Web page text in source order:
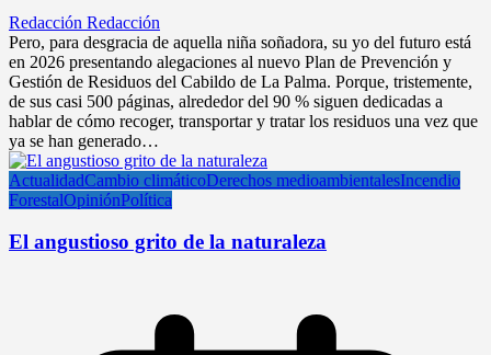
Redacción Redacción
Pero, para desgracia de aquella niña soñadora, su yo del futuro está
en 2026 presentando alegaciones al nuevo Plan de Prevención y
Gestión de Residuos del Cabildo de La Palma. Porque, tristemente,
de sus casi 500 páginas, alrededor del 90 % siguen dedicadas a
hablar de cómo recoger, transportar y tratar los residuos una vez que
ya se han generado…
ActualidadCambio climáticoDerechos medioambientalesIncendio
ForestalOpiniónPolítica
El angustioso grito de la naturaleza